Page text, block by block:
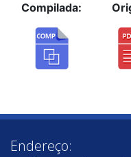
Compilada:
Endereço: